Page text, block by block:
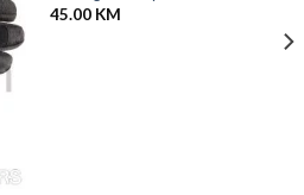
45.00 KM